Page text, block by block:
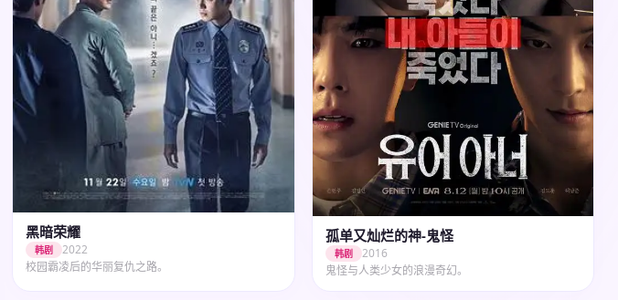
黑暗荣耀
韩剧
2022
校园霸凌后的华丽复仇之路。
孤单又灿烂的神-鬼怪
韩剧
2016
鬼怪与人类少女的浪漫奇幻。